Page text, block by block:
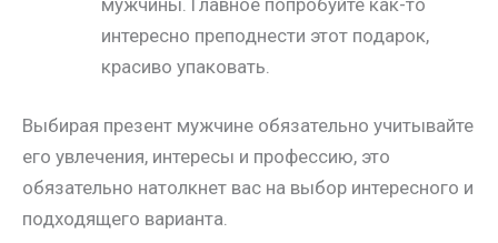
интересно преподнести этот подарок,
красиво упаковать.
Выбирая презент мужчине обязательно учитывайте
его увлечения, интересы и профессию, это
обязательно натолкнет вас на выбор интересного и
подходящего варианта.